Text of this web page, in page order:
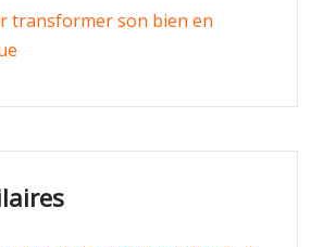
transformer son bien en